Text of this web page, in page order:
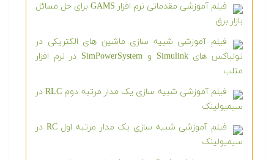
فیلم آموزشی مقدماتی نرم افزار GAMS برای حل مسائل
بازار برق
فیلم آموزشی شبیه سازی ماشین های الکتریکی در
تولباکس های Simulink و SimPowerSystem در نرم افزار
متلب
فیلم آموزشی شبیه سازی یک مدار مرتبه دوم RLC در
سیمیولینک
فیلم آموزشی شبیه سازی یک مدار مرتبه اول RC در
سیمیولینک